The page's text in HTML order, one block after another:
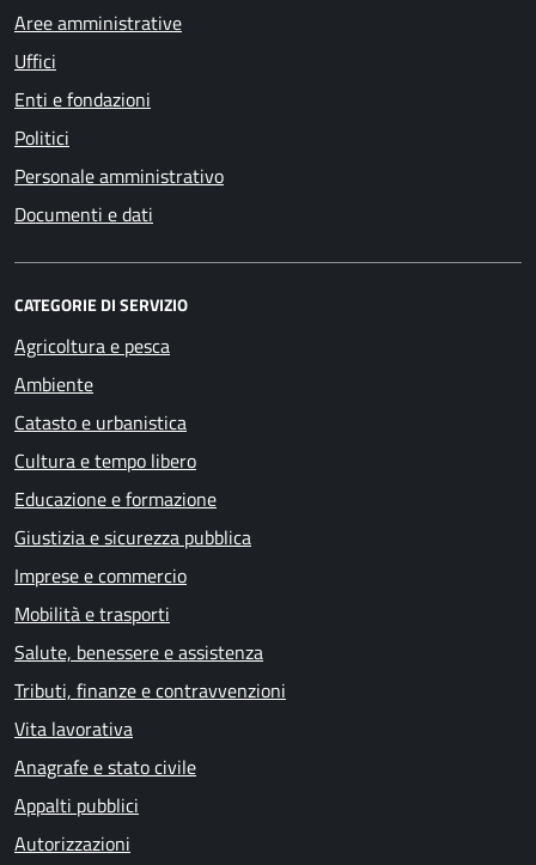
Aree amministrative
Uffici
Enti e fondazioni
Politici
Personale amministrativo
Documenti e dati
CATEGORIE DI SERVIZIO
Agricoltura e pesca
Ambiente
Catasto e urbanistica
Cultura e tempo libero
Educazione e formazione
Giustizia e sicurezza pubblica
Imprese e commercio
Mobilità e trasporti
Salute, benessere e assistenza
Tributi, finanze e contravvenzioni
Vita lavorativa
Anagrafe e stato civile
Appalti pubblici
Autorizzazioni